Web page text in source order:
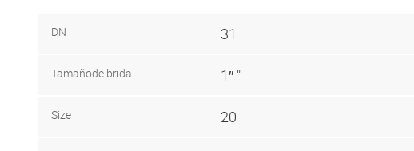
DN 31
Tamañode brida 1″ "
Size 20